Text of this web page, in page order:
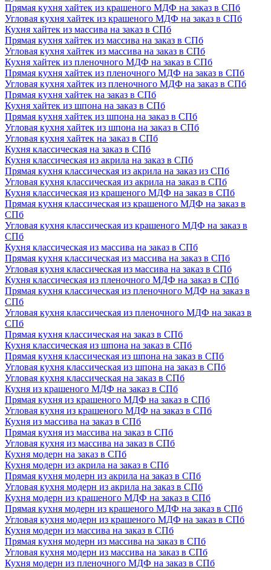
Прямая кухня хайтек из крашеного МДФ на заказ в СПб
Угловая кухня хайтек из крашеного МДФ на заказ в СПб
Кухня хайтек из массива на заказ в СПб
Прямая кухня хайтек из массива на заказ в СПб
Угловая кухня хайтек из массива на заказ в СПб
Кухня хайтек из пленочного МДФ на заказ в СПб
Прямая кухня хайтек из пленочного МДФ на заказ в СПб
Угловая кухня хайтек из пленочного МДФ на заказ в СПб
Прямая кухня хайтек на заказ в СПб
Кухня хайтек из шпона на заказ в СПб
Прямая кухня хайтек из шпона на заказ в СПб
Угловая кухня хайтек из шпона на заказ в СПб
Угловая кухня хайтек на заказ в СПб
Кухня классическая на заказ в СПб
Кухня классическая из акрила на заказ в СПб
Прямая кухня классическая из акрила на заказ из СПб
Угловая кухня классическая из акрила на заказ в СПб
Кухня классическая из крашеного МДФ на заказ в СПб
Прямая кухня классическая из крашеного МДФ на заказ в
СПб
Угловая кухня классическая из крашеного МДФ на заказ в
СПб
Кухня классическая из массива на заказ в СПб
Прямая кухня классическая из массива на заказ в СПб
Угловая кухня классическая из массива на заказ в СПб
Кухня классическая из пленочного МДФ на заказ в СПб
Прямая кухня классическая из пленочного МДФ на заказ в
СПб
Угловая кухня классическая из пленочного МДФ на заказ в
СПб
Прямая кухня классическая на заказ в СПб
Кухня классическая из шпона на заказ в СПб
Прямая кухня классическая из шпона на заказ в СПб
Угловая кухня классическая из шпона на заказ в СПб
Угловая кухня классическая на заказ в СПб
Кухня из крашеного МДФ на заказ в СПб
Прямая кухня из крашеного МДФ на заказ в СПб
Угловая кухня из крашеного МДФ на заказ в СПб
Кухня из массива на заказ в СПб
Прямая кухня из массива на заказ в СПб
Угловая кухня из массива на заказ в СПб
Кухня модерн на заказ в СПб
Кухня модерн из акрила на заказ в СПб
Прямая кухня модерн из акрила на заказ в СПб
Угловая кухня модерн из акрила на заказ в СПб
Кухня модерн из крашеного МДФ на заказ в СПб
Прямая кухня модерн из крашеного МДФ на заказ в СПб
Угловая кухня модерн из крашеного МДФ на заказ в СПб
Кухня модерн из массива на заказ в СПб
Прямая кухня модерн из массива на заказ в СПб
Угловая кухня модерн из массива на заказ в СПб
Кухня модерн из пленочного МДФ на заказ в СПб